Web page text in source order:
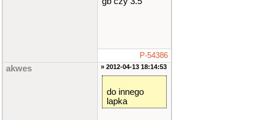
P-54386
akwes » 2012-04-13 18:14:53
do innego
lapka